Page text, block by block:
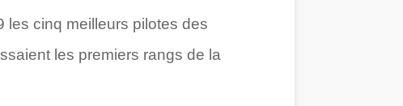
les cinq meilleurs pilotes des
les premiers rangs de la